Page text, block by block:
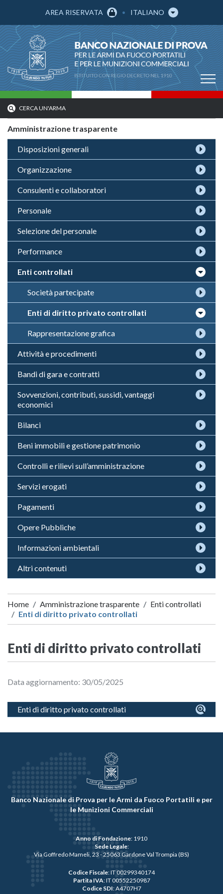
AREA RISERVATA ITALIANO
CERCA UN'ARMA
Amministrazione trasparente
Disposizioni generali
Organizzazione
Consulenti e collaboratori
Personale
Selezione del personale
Performance
Enti controllati
Società partecipate
Enti di diritto privato controllati
Rappresentazione grafica
Attività e procedimenti
Bandi di gara e contratti
Sovvenzioni, contributi, sussidi, vantaggi
economici
Bilanci
Beni immobili e gestione patrimonio
Controlli e rilievi sull’amministrazione
Servizi erogati
Pagamenti
Opere Pubbliche
Informazioni ambientali
Altri contenuti
Home Amministrazione trasparente
Enti controllati
Enti di diritto privato controllati
Enti di diritto privato controllati
Data aggiornamento: 30/05/2025
Enti di diritto privato controllati
Banco Nazionale di Prova per le Armi da Fuoco Portatili e per
le Munizioni Commerciali
Anno di Fondazione: 1910
Sede Legale:
Via Goffredo Mameli, 23 - 25063 Gardone Val Trompia (BS)
Codice Fiscale: IT 00299340174
Partita IVA: IT 00552250987
Codice SDI: A4707H7